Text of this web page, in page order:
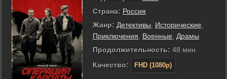
Страна: Россия
Жанр: Детективы Исторические
Приключения
Военные
Драмы
Продолжительность: 48 мин
Качество:
FHD (1080p)